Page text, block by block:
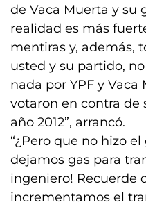
de Vaca Muerta y su
realidad es más
mentiras y, además,
usted y su partido,
nada por YPF y
votaron en contra de
año 2012”, arrancó.
“¿Pero que no hizo
dejamos gas para
ingeniero! Recuerde
incrementamos el